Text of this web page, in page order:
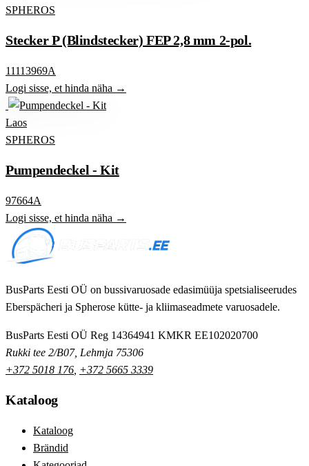
SPHEROS
Stecker P (Blindstecker) FEP 2,8 mm 2-pol.
11113969A
Logi sisse, et hinda näha →
Laos
SPHEROS
Pumpendeckel - Kit
97664A
Logi sisse, et hinda näha →
BusParts Eesti OÜ on bussivaruosade edasimüüja spetsialiseerudes
Eberspächeri ja Spherose kütte- ja kliimaseadmete varuosadele.
BusParts Eesti OÜ Reg 14364941 KMKR EE102020700
Rukki tee 2/B07, Lehmja 75306
+372 5018 176 +372 5665 3339
Kataloog
Kataloog
Brändid